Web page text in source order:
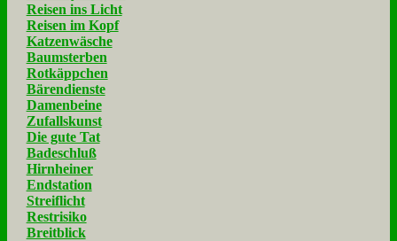
Reisen ins Licht
Reisen im Kopf
Katzenwäsche
Baumsterben
Rotkäppchen
Bärendienste
Damenbeine
Zufallskunst
Die gute Tat
Badeschluß
Hirnheiner
Endstation
Streiflicht
Restrisiko
Breitblick